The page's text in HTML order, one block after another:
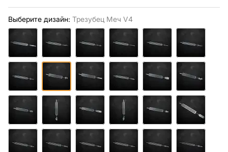
Выберите дизайн: Трезубец Меч V4